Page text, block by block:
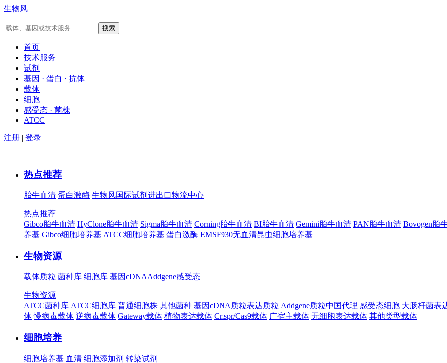
生物风
首页
技术服务
试剂
基因 · 蛋白 · 抗体
载体
细胞
感受态 · 菌株
ATCC
注册 | 登录
热点推荐
胎牛血清 蛋白激酶 生物风国际试剂进出口物流中心
热点推荐
Gibco胎牛血清 HyClone胎牛血清 Sigma胎牛血清 Corning胎牛血清 BI胎牛血清 Gemini胎牛血清 PAN胎牛血清 Bovogen胎
养基 Gibco细胞培养基 ATCC细胞培养基 蛋白激酶 EMSF930无血清昆虫细胞培养基
生物资源
载体质粒 菌种库 细胞库 基因cDNAAddgene感受态
生物资源
ATCC菌种库 ATCC细胞库 普通细胞株 其他菌种 基因cDNA质粒表达质粒 Addgene质粒中国代理 感受态细胞 大肠杆菌表
体 慢病毒载体 逆病毒载体 Gateway载体 植物表达载体 Crispr/Cas9载体 广宿主载体 无细胞表达载体 其他类型载体
细胞培养
细胞培养基 血清 细胞添加剂 转染试剂